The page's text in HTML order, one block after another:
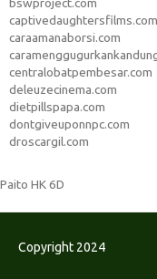
captivedaughtersfilms.com
caraamanaborsi.com
centralobatpembesar.com
deleuzecinema.com
dietpillspapa.com
dontgiveuponnpc.com
droscargil.com
Paito HK 6D
Copyright 2024